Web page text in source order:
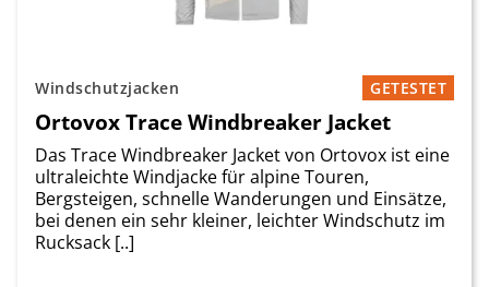
Windschutzjacken GETESTET
Ortovox Trace Windbreaker Jacket
Das Trace Windbreaker Jacket von Ortovox ist eine
ultraleichte Windjacke für alpine Touren,
Bergsteigen, schnelle Wanderungen und Einsätze,
bei denen ein sehr kleiner, leichter Windschutz im
Rucksack [..]